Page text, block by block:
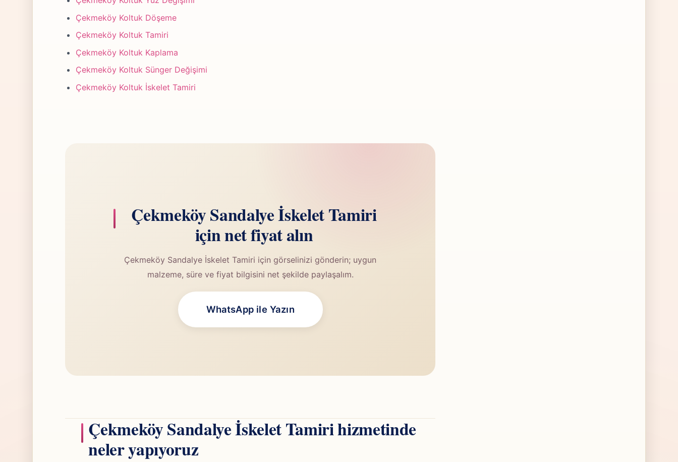
Çekmeköy Koltuk Döşeme
Çekmeköy Koltuk Tamiri
Çekmeköy Koltuk Kaplama
Çekmeköy Koltuk Sünger Değişimi
Çekmeköy Koltuk İskelet Tamiri
Çekmeköy Sandalye İskelet Tamiri
için net fiyat alın
Çekmeköy Sandalye İskelet Tamiri için görselinizi gönderin; uygun
malzeme, süre ve fiyat bilgisini net şekilde paylaşalım.
WhatsApp ile Yazın
Çekmeköy Sandalye İskelet Tamiri hizmetinde
neler yapıyoruz